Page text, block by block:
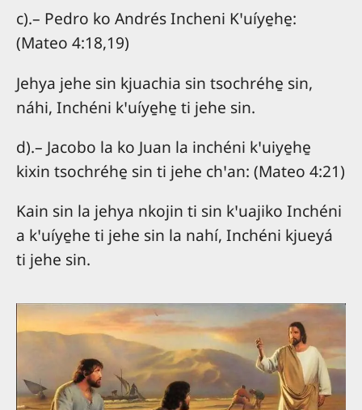
c).– Pedro ko Andrés Incheni Kꞌuíye̱he̱:
(Mateo 4:18,19)
Jehya jehe sin kjuachia sin tsochréhe̱ sin,
náhi, Inchéni kꞌuíye̱he̱ ti jehe sin.
d).– Jacobo la ko Juan la inchéni kꞌuiye̱he̱
kixin tsochréhe̱ sin ti jehe chꞌan: (Mateo 4:21)
Kain sin la jehya nkojin ti sin kꞌuajiko Inchéni
a kꞌuíye̱he ti jehe sin la nahí, Inchéni kjueyá
ti jehe sin.